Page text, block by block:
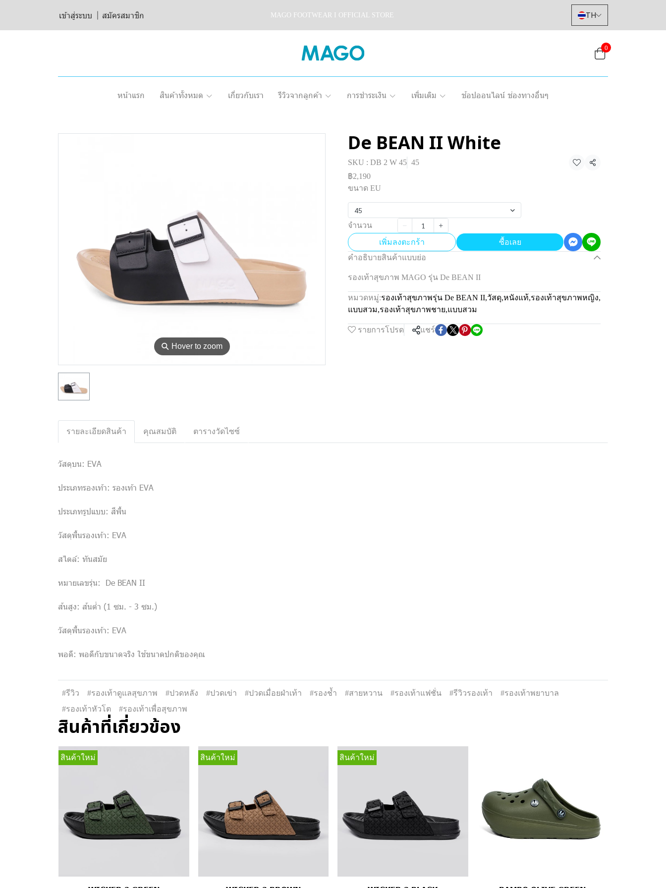
เข้าสู่ระบบ สมัครสมาชิก MAGO FOOTWEAR I OFFICIAL STORE TH
0
หน้าแรก สินค้าทั้งหมด เกี่ยวกับเรา รีวิวจากลูกค้า การชำระเงิน เพิ่มเติม ช้อปออนไลน์ ช่องทางอื่นๆ
⚲ Hover to zoom
De BEAN II White
SKU : DB 2 W 45 45
แชร์
฿2,190
ขนาด EU
45
จำนวน
เพิ่มลงตะกร้า
ซื้อเลย
คำอธิบายสินค้าแบบย่อ
รองเท้าสุขภาพ MAGO รุ่น De BEAN II
หมวดหมู่:รองเท้าสุขภาพรุ่น De BEAN II,วัสดุ,หนังแท้,รองเท้าสุขภาพหญิง,
แบบสวม,รองเท้าสุขภาพชาย,แบบสวม
รายการโปรด แชร์
รายละเอียดสินค้า คุณสมบัติ ตารางวัดไซซ์
วัสดุบน: EVA
ประเภทรองเท้า: รองเท้า EVA
ประเภทรูปแบบ: สีพื้น
วัสดุพื้นรองเท้า: EVA
สไตล์: ทันสมัย
หมายเลขรุ่น: De BEAN II
ส้นสูง: ส้นต่ำ (1 ซม. - 3 ซม.)
วัสดุพื้นรองเท้า: EVA
พอดี: พอดีกับขนาดจริง ใช้ขนาดปกติของคุณ
#รีวิว #รองเท้าดูแลสุขภาพ #ปวดหลัง #ปวดเข่า #ปวดเมื่อยฝ่าเท้า #รองช้ำ #สายหวาน #รองเท้าแฟชั่น #รีวิวรองเท้า
#รองเท้าพยาบาล
#รองเท้าหัวโต
#รองเท้าเพื่อสุขภาพ
สินค้าที่เกี่ยวข้อง
สินค้าใหม่ สินค้าใหม่ สินค้าใหม่